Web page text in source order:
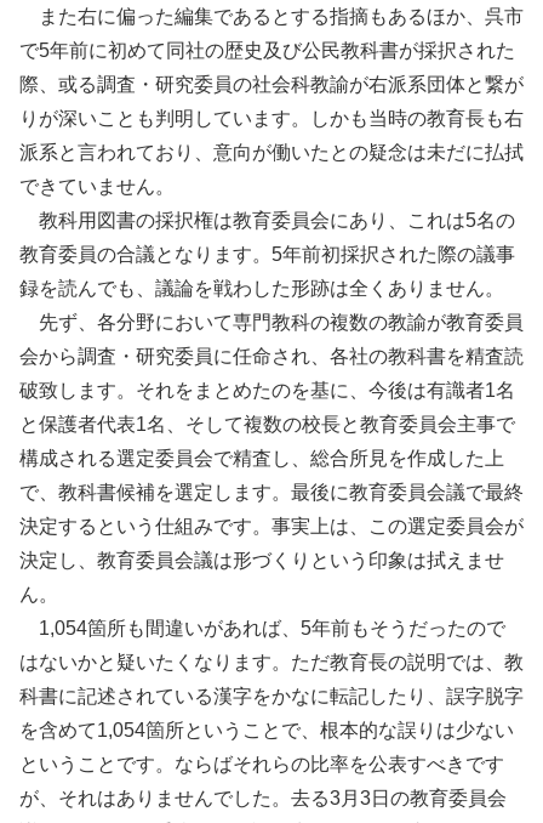
また右に偏った編集であるとする指摘もあるほか、呉市
で5年前に初めて同社の歴史及び公民教科書が採択された
際、或る調査・研究委員の社会科教諭が右派系団体と繋が
りが深いことも判明しています。しかも当時の教育長も右
派系と言われており、意向が働いたとの疑念は未だに払拭
できていません。
教科用図書の採択権は教育委員会にあり、これは5名の
教育委員の合議となります。5年前初採択された際の議事
録を読んでも、議論を戦わした形跡は全くありません。
先ず、各分野において専門教科の複数の教諭が教育委員
会から調査・研究委員に任命され、各社の教科書を精査読
破致します。それをまとめたのを基に、今後は有識者1名
と保護者代表1名、そして複数の校長と教育委員会主事で
構成される選定委員会で精査し、総合所見を作成した上
で、教科書候補を選定します。最後に教育委員会議で最終
決定するという仕組みです。事実上は、この選定委員会が
決定し、教育委員会議は形づくりという印象は拭えませ
ん。
1,054箇所も間違いがあれば、5年前もそうだったので
はないかと疑いたくなります。ただ教育長の説明では、教
科書に記述されている漢字をかなに転記したり、誤字脱字
を含めて1,054箇所ということで、根本的な誤りは少ない
ということです。ならばそれらの比率を公表すべきです
が、それはありませんでした。去る3月3日の教育委員会